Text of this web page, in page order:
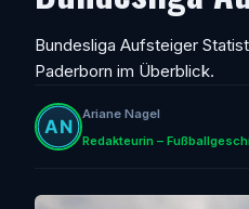
Bundesliga Aufsteiger
Paderborn im Überblick.
Ariane Nagel
Redakteurin –